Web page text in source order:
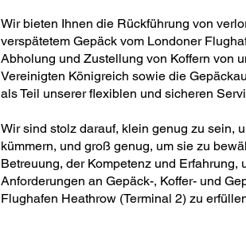
Wir bieten Ihnen die Rückführung von
verspätetem Gepäck vom Londoner
Abholung und Zustellung von Koffern von
Vereinigten Königreich sowie die
als Teil unserer flexiblen und sicheren
Wir sind stolz darauf, klein genug zu sein,
kümmern, und groß genug, um sie zu
Betreuung, der Kompetenz und Erfahrung,
Anforderungen an Gepäck-, Koffer- und
Flughafen Heathrow (Terminal 2) zu